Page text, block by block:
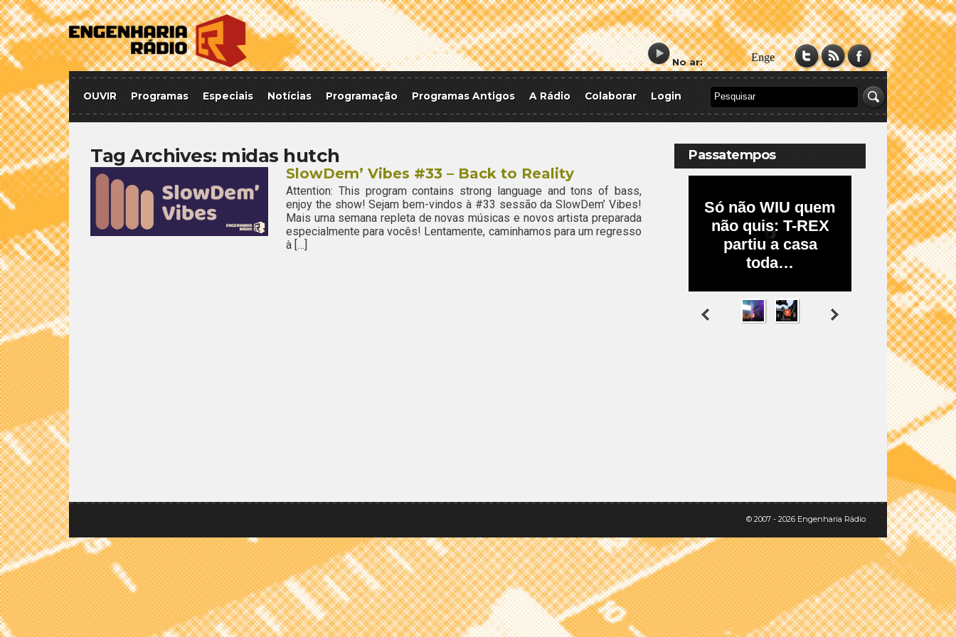
No ar:
OUVIR Programas Especiais Notícias Programação Programas Antigos A Rádio Colaborar Login
Tag Archives: midas hutch
SlowDem’ Vibes #33 – Back to Reality
Attention: This program contains strong language and tons of bass,
enjoy the show! Sejam bem-vindos à #33 sessão da SlowDem’ Vibes!
Mais uma semana repleta de novas músicas e novos artista preparada
especialmente para vocês! Lentamente, caminhamos para um regresso
à […]
Passatempos
© 2007 - 2026 Engenharia Rádio